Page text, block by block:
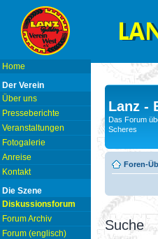
Home
Der Verein
Über uns
Presseberichte
Veranstaltungen
Fotogalerie
Anreise
Kontakt
Die Szene
Diskussionsforum
Forum Archiv
Forum (englisch)
Lanz -
Das Forum
Scheres
Foren-
Suche